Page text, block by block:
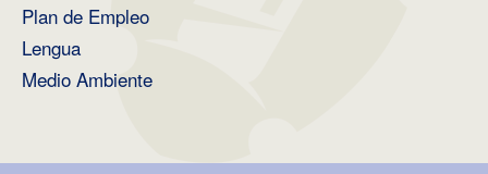
Plan de Empleo
Lengua
Medio Ambiente